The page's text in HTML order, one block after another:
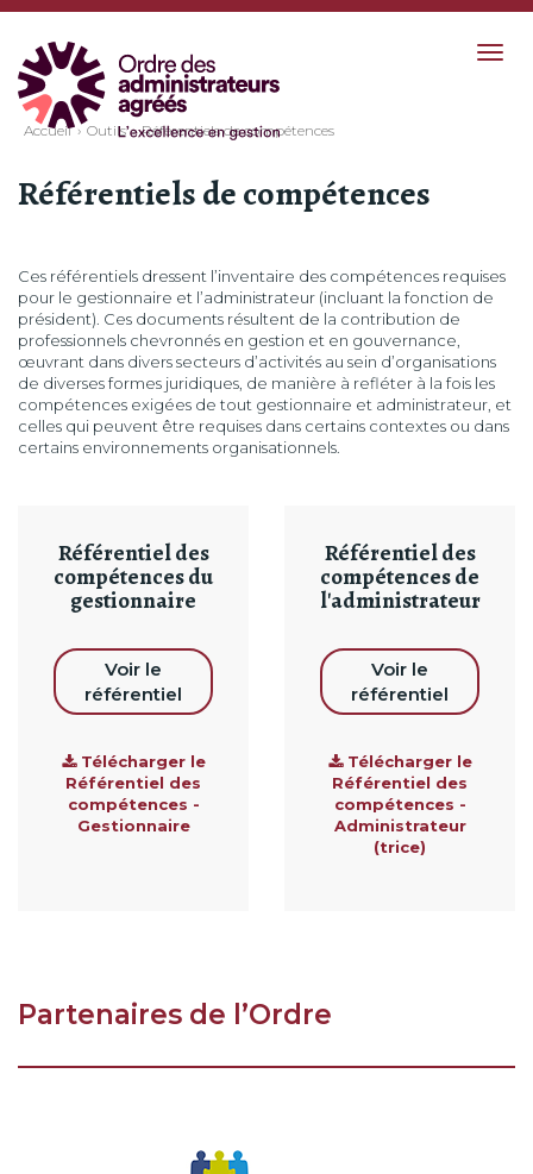
Accueil Outils Référentiels de compétences
Référentiels de compétences
Ces référentiels dressent l’inventaire des compétences requises
pour le gestionnaire et l’administrateur (incluant la fonction de
président). Ces documents résultent de la contribution de
professionnels chevronnés en gestion et en gouvernance,
œuvrant dans divers secteurs d’activités au sein d’organisations
de diverses formes juridiques, de manière à refléter à la fois les
compétences exigées de tout gestionnaire et administrateur, et
celles qui peuvent être requises dans certains contextes ou dans
certains environnements organisationnels.
Référentiel des
compétences du
gestionnaire
Voir le
référentiel
Télécharger le
Référentiel des
compétences -
Gestionnaire
Référentiel des
compétences de
l'administrateur
Voir le
référentiel
Télécharger le
Référentiel des
compétences -
Administrateur
(trice)
Partenaires de l’Ordre